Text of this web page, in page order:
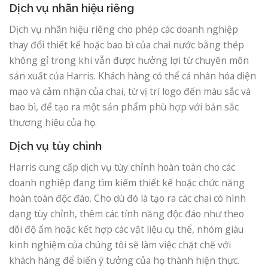
Dịch vụ nhãn hiệu riêng
Dịch vụ nhãn hiệu riêng cho phép các doanh nghiệp
thay đổi thiết kế hoặc bao bì của chai nước bằng thép
không gỉ trong khi vẫn được hưởng lợi từ chuyên môn
sản xuất của Harris. Khách hàng có thể cá nhân hóa diện
mạo và cảm nhận của chai, từ vị trí logo đến màu sắc và
bao bì, để tạo ra một sản phẩm phù hợp với bản sắc
thương hiệu của họ.
Dịch vụ tùy chỉnh
Harris cung cấp dịch vụ tùy chỉnh hoàn toàn cho các
doanh nghiệp đang tìm kiếm thiết kế hoặc chức năng
hoàn toàn độc đáo. Cho dù đó là tạo ra các chai có hình
dạng tùy chỉnh, thêm các tính năng độc đáo như theo
dõi độ ẩm hoặc kết hợp các vật liệu cụ thể, nhóm giàu
kinh nghiệm của chúng tôi sẽ làm việc chặt chẽ với
khách hàng để biến ý tưởng của họ thành hiện thực.